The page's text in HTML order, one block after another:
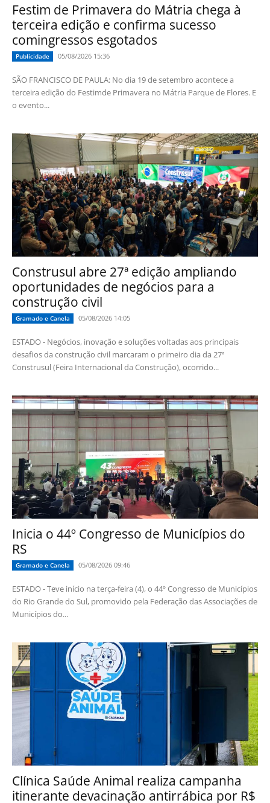
Festim de Primavera do Mátria chega à
terceira edição e confirma sucesso
comingressos esgotados
Publicidade 05/08/2026 15:36
SÃO FRANCISCO DE PAULA: No dia 19 de setembro acontece a
terceira edição do Festimde Primavera no Mátria Parque de Flores. E
o evento...
Construsul abre 27ª edição ampliando
oportunidades de negócios para a
construção civil
Gramado e Canela 05/08/2026 14:05
ESTADO - Negócios, inovação e soluções voltadas aos principais
desafios da construção civil marcaram o primeiro dia da 27ª
Construsul (Feira Internacional da Construção), ocorrido...
Inicia o 44º Congresso de Municípios do
RS
Gramado e Canela 05/08/2026 09:46
ESTADO - Teve início na terça-feira (4), o 44º Congresso de Municípios
do Rio Grande do Sul, promovido pela Federação das Associações de
Municípios do...
Clínica Saúde Animal realiza campanha
itinerante devacinação antirrábica por R$